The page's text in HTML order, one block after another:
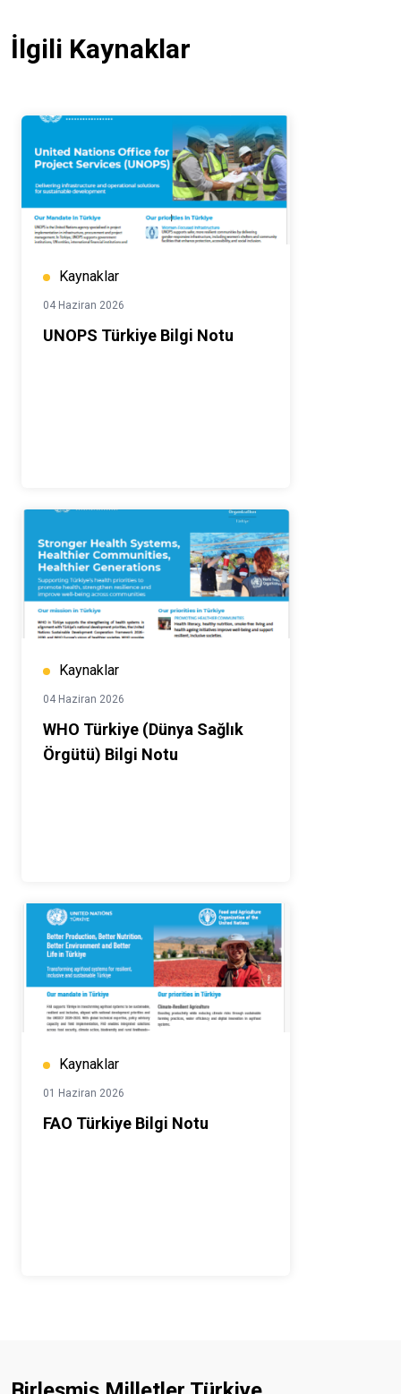
İlgili Kaynaklar
Kaynaklar
04 Haziran 2026
UNOPS Türkiye Bilgi Notu
Kaynaklar
04 Haziran 2026
WHO Türkiye (Dünya Sağlık
Örgütü) Bilgi Notu
Kaynaklar
01 Haziran 2026
FAO Türkiye Bilgi Notu